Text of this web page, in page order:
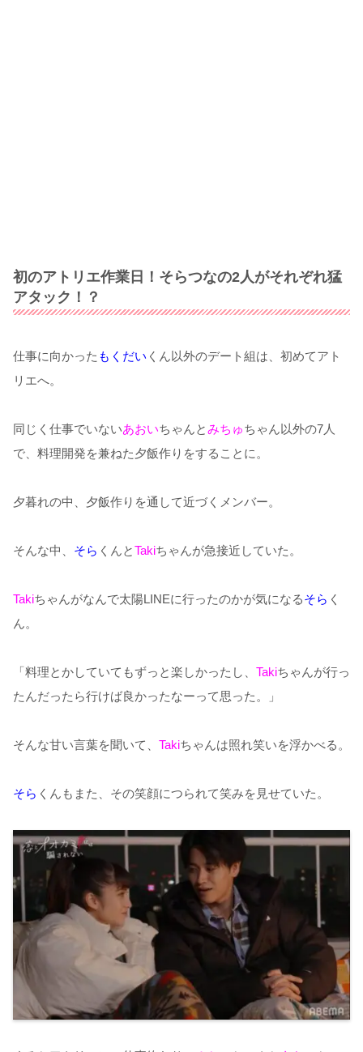
初のアトリエ作業日！そらつなの2人がそれぞれ猛
アタック！？
仕事に向かった もくだい くん以外のデート組は、初めてアト
リエへ。
同じく仕事でいないあおいちゃんとみちゅちゃん以外の7人
で、料理開発を兼ねた夕飯作りをすることに。
夕暮れの中、夕飯作りを通して近づくメンバー。
そんな中、 そら くんとTakiちゃんが急接近していた。
Takiちゃんがなんで太陽LINEに行ったのかが気になるそら く
ん。
「料理とかしていてもずっと楽しかったし、 Takiちゃんが行っ
たんだったら行けば良かったなーって思った。」
そんな甘い言葉を聞いて、 Takiちゃんは照れ笑いを浮かべる。
そら くんもまた、その笑顔につられて笑みを見せていた。